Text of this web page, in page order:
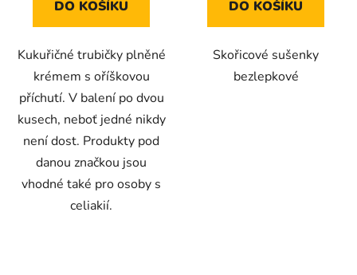
DO KOŠÍKU
Kukuřičné trubičky plněné
krémem s oříškovou
příchutí. V balení po dvou
kusech, neboť jedné nikdy
není dost. Produkty pod
danou značkou jsou
vhodné také pro osoby s
celiakií.
DO KOŠÍKU
Skořicové sušenky
bezlepkové